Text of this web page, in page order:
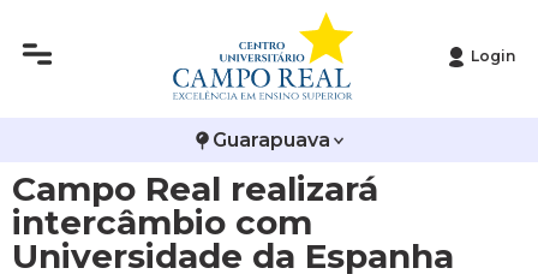
Login
Guarapuava
Campo Real realizará
intercâmbio com
Universidade da Espanha
Infraestrutura
Arquitetura e Urbanismo
Biomedicina
Vestibular de Inverno
Vestibular de Medicina
2ª Via de Boleto
Atestado de Matrícula
Atividades Complementares e Sociais
Avalie a Campo Real
Bolsas e Incentivos
CPA